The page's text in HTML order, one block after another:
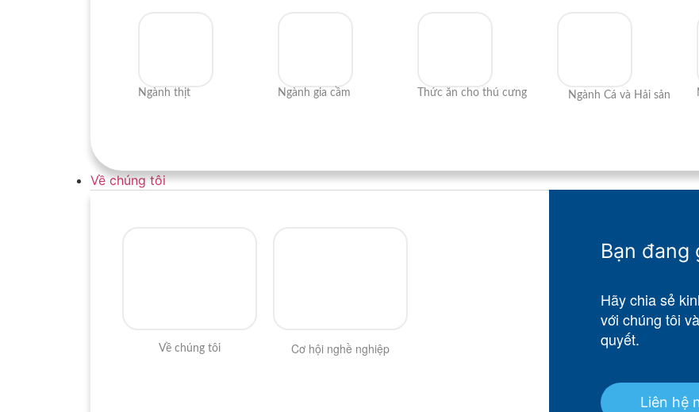
Ngành thịt Ngành gia cầm Thức ăn cho thú cưng Ngành Cá và Hải sản
Về chúng tôi
Về chúng tôi Cơ hội nghề nghiệp
Bạn đang
Hãy chia sẻ
với chúng tôi
quyết.
Liên hệ